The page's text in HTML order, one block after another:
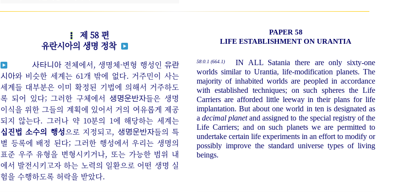
제 58 편
유란시아의 생명 정착
PAPER 58
LIFE ESTABLISHMENT ON URANTIA
사타니아 전체에서, 생명체-변형 행성인 유란
시아와 비슷한 세계는 61개 밖에 없다. 거주민이 사는
세계들 대부분은 이미 확정된 기법에 의해서 거주하도
록 되어 있다; 그러한 구체에서생명운반자들은 생명
이식을 위한 그들의 계획에 있어서 거의 여유롭게 제공
되지 않는다. 그러나 약 10분의 1에 해당하는 세계는
십진법 소수의 행성으로 지정되고, 생명운반자들의 특
별 등록에 배정 된다; 그러한 행성에서 우리는 생명의
표준 우주 유형을 변형시키거나, 또는 가능한 범위 내
에서 발전시키고자 하는 노력의 일환으로 어떤 생명 실
험을 수행하도록 허락을 받았다.
58:0.1 (664.1)
IN ALL Satania there are only sixty-one
worlds similar to Urantia, life-modification planets. The
majority of inhabited worlds are peopled in accordance
with established techniques; on such spheres the Life
Carriers are afforded little leeway in their plans for life
implantation. But about one world in ten is designated as
adecimal planetand assigned to the special registry of the
Life Carriers; and on such planets we are permitted to
undertake certain life experiments in an effort to modify or
possibly improve the standard universe types of living
beings.